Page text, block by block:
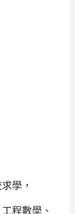
學，
程數學、